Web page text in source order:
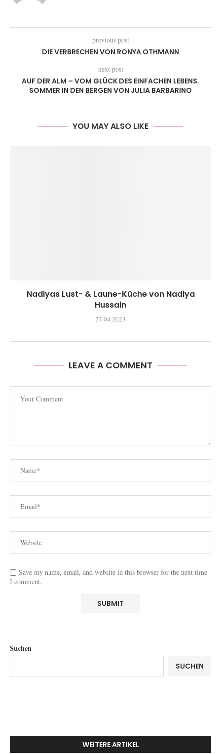
previous post
DIE VERBRECHEN VON RONYA OTHMANN
next post
AUF DER ALM – VOM GLÜCK DES EINFACHEN LEBENS.
SOMMER IN DEN BERGEN VON JULIA BARBARINO
YOU MAY ALSO LIKE
Nadiyas Lust- & Laune-Küche von Nadiya
Hussain
27.04.2023
LEAVE A COMMENT
Save my name, email, and website in this browser for the next time
I comment.
Suchen
SUCHEN
WEITERE ARTIKEL